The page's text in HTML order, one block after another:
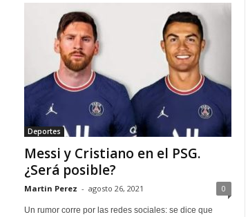
Deportes
Messi y Cristiano en el PSG.
¿Será posible?
Martin Perez - agosto 26, 2021 0
Un rumor corre por las redes sociales: se dice que